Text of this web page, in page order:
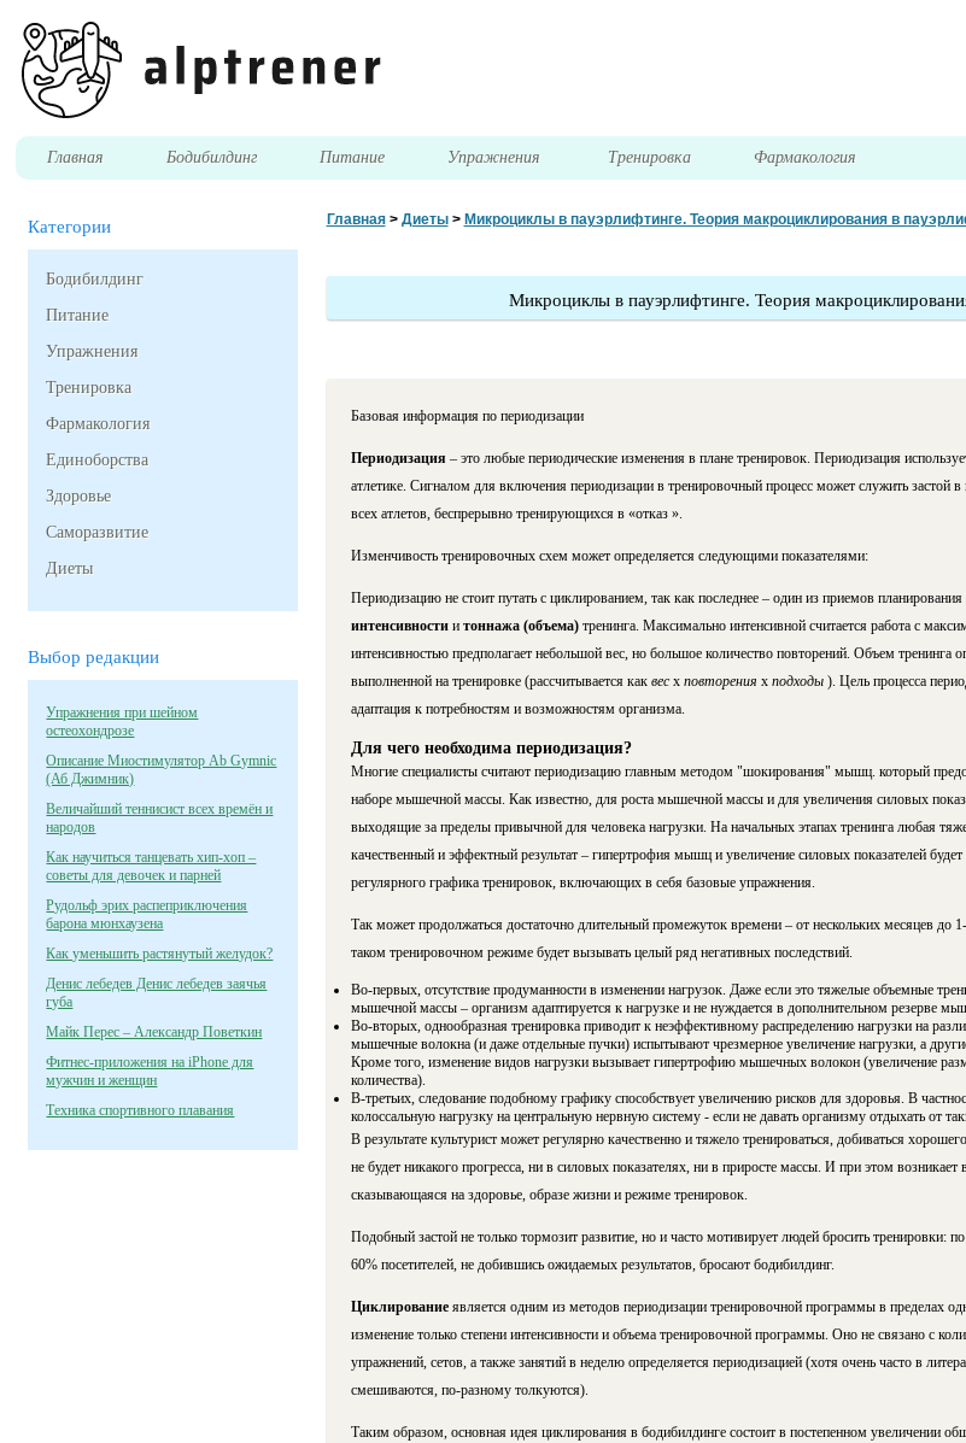
Главная Бодибилдинг Питание Упражнения Тренировка Фармакология
Категории
Бодибилдинг
Питание
Упражнения
Тренировка
Фармакология
Единоборства
Здоровье
Саморазвитие
Диеты
Выбор редакции
Упражнения при шейном
остеохондрозе
Описание Миостимулятор Ab Gymnic
(Аб Джимник)
Величайший теннисист всех времён и
народов
Как научиться танцевать хип-хоп –
советы для девочек и парней
Рудольф эрих распеприключения
барона мюнхаузена
Как уменьшить растянутый желудок?
Денис лебедев Денис лебедев заячья
губа
Майк Перес – Александр Поветкин
Фитнес-приложения на iPhone для
мужчин и женщин
Техника спортивного плавания
Главная> Диеты> Микроциклы в пауэрлифтинге. Теория макроциклирования в
Микроциклы в пауэрлифтинге. Теория
Базовая информация по периодизации
Периодизация – это любые периодические изменения в плане тренировок. Периодизация
атлетике. Сигналом для включения периодизации в тренировочный процесс может служить застой в
всех атлетов, беспрерывно тренирующихся в «отказ ».
Изменчивость тренировочных схем может определяется следующими показателями:
Периодизацию не стоит путать с циклированием, так как последнее – один из приемов
интенсивности и тоннажа (объема) тренинга. Максимально интенсивной считается работа с
интенсивностью предполагает небольшой вес, но большое количество повторений. Объем тренинга
выполненной на тренировке (рассчитывается как весх повторения х подходы ). Цель процесса
адаптация к потребностям и возможностям организма.
Для чего необходима периодизация?
Многие специалисты считают периодизацию главным методом "шокирования" мышц. который
наборе мышечной массы. Как известно, для роста мышечной массы и для увеличения силовых
выходящие за пределы привычной для человека нагрузки. На начальных этапах тренинга любая
качественный и эффектный результат – гипертрофия мышц и увеличение силовых показателей
регулярного графика тренировок, включающих в себя базовые упражнения.
Так может продолжаться достаточно длительный промежуток времени – от нескольких месяцев до
таком тренировочном режиме будет вызывать целый ряд негативных последствий.
Во-первых, отсутствие продуманности в изменении нагрузок. Даже если это тяжелые объемные
мышечной массы – организм адаптируется к нагрузке и не нуждается в дополнительном резерве
Во-вторых, однообразная тренировка приводит к неэффективному распределению нагрузки на
мышечные волокна (и даже отдельные пучки) испытывают чрезмерное увеличение нагрузки, а
Кроме того, изменение видов нагрузки вызывает гипертрофию мышечных волокон (увеличение
количества).
В-третьих, следование подобному графику способствует увеличению рисков для здоровья. В
колоссальную нагрузку на центральную нервную систему - если не давать организму отдыхать от
В результате культурист может регулярно качественно и тяжело тренироваться, добиваться
не будет никакого прогресса, ни в силовых показателях, ни в приросте массы. И при этом возникает
сказывающаяся на здоровье, образе жизни и режиме тренировок.
Подобный застой не только тормозит развитие, но и часто мотивирует людей бросить тренировки:
60% посетителей, не добившись ожидаемых результатов, бросают бодибилдинг.
Циклирование является одним из методов периодизации тренировочной программы в пределах
изменение только степени интенсивности и объема тренировочной программы. Оно не связано с
упражнений, сетов, а также занятий в неделю определяется периодизацией (хотя очень часто в
смешиваются, по-разному толкуются).
Таким образом, основная идея циклирования в бодибилдинге состоит в постепенном увеличении